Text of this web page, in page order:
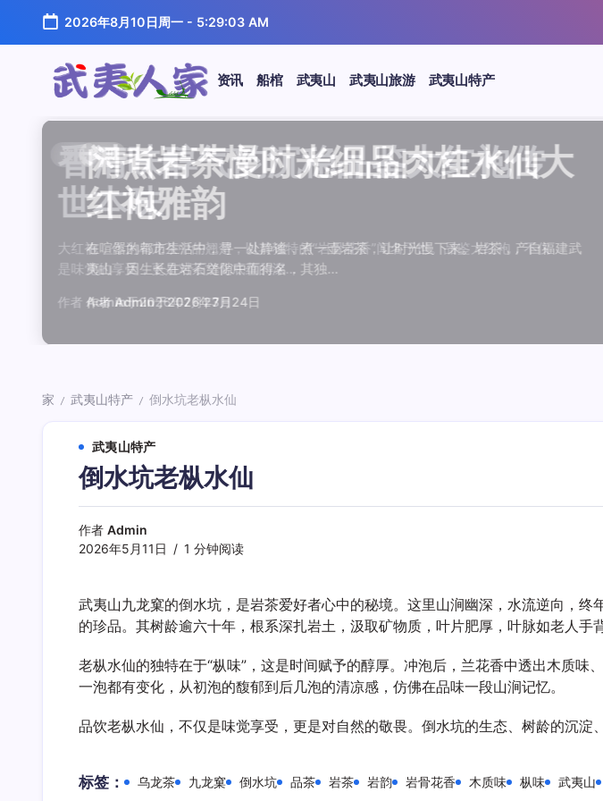
正
2026年8月10日周一- 5:29:03 AM
武
夷
人
家
资讯 船棺 武夷山 武夷山旅游 武夷山特产
资讯
闲煮岩茶慢时光细品肉桂水仙大
红袍雅韵
在喧嚣的都市生活中，寻一处静谧，煮一壶岩茶，让时光慢下来。岩茶，产自福建武
夷山，因生长在岩石缝隙中而得名，其独…
作者 Admin于2026年7月24日
资讯
香清味醇气韵沉稳品鉴大红袍传
世本味
大红袍，作为乌龙茶中的翘楚，以其独特的“岩骨花香”闻名于世。品鉴大红袍，不仅
是味觉的享受，更是对茶文化底蕴的深…
作者 Admin于2026年7月23日
资讯
汤水顺滑底蕴绵长品鉴武夷水仙
温润质感
武夷水仙，作为乌龙茶中的经典品种，以其汤水顺滑、底蕴绵长而备受茶客青睐。品
鉴这款茶，仿佛在品味一段悠长的岁月，…
作者 Admin于2026年7月22日
资讯
唇齿留香久久不散品鉴武夷肉桂
独特魅力
武夷岩茶，素有“岩骨花香”之誉，而肉桂更是其中翘楚。其名源于香叶似肉桂，更因
其茶汤入口后，唇齿留香久久不散，令…
作者 Admin于2026年7月21日
资讯
岩韵浓淡各不同三款经典岩茶对
比品鉴
岩茶，作为乌龙茶中的瑰宝，以其独特的“岩韵”闻名于世。所谓岩韵，是茶叶在武夷
山丹霞地貌中吸收岩石矿物精华后形成…
作者 Admin于2026年7月20日
资讯
观汤色赏叶底全面品鉴肉桂水仙
大红袍
品鉴武夷岩茶，观汤色与赏叶底是关键环节。肉桂、水仙、大红袍作为岩茶代表，其
汤色与叶底各具特色，折射出工艺与山场…
作者 Admin于2026年7月19日
资讯
闲煮岩茶慢时光细品肉桂水仙大
红袍雅韵
在喧嚣的都市生活中，寻一处静谧，煮一壶岩茶，让时光慢下来。岩茶，产自福建武
夷山，因生长在岩石缝隙中而得名，其独…
作者 Admin于2026年7月24日
资讯
香清味醇气韵沉稳品鉴大红袍传
世本味
大红袍，作为乌龙茶中的翘楚，以其独特的“岩骨花香”闻名于世。品鉴大红袍，不仅
是味觉的享受，更是对茶文化底蕴的深…
作者 Admin于2026年7月23日
资讯
汤水顺滑底蕴绵长品鉴武夷水仙
温润质感
武夷水仙，作为乌龙茶中的经典品种，以其汤水顺滑、底蕴绵长而备受茶客青睐。品
鉴这款茶，仿佛在品味一段悠长的岁月，…
作者 Admin于2026年7月22日
资讯
唇齿留香久久不散品鉴武夷肉桂
独特魅力
武夷岩茶，素有“岩骨花香”之誉，而肉桂更是其中翘楚。其名源于香叶似肉桂，更因
其茶汤入口后，唇齿留香久久不散，令…
作者 Admin于2026年7月21日
资讯
岩韵浓淡各不同三款经典岩茶对
比品鉴
岩茶，作为乌龙茶中的瑰宝，以其独特的“岩韵”闻名于世。所谓岩韵，是茶叶在武夷
山丹霞地貌中吸收岩石矿物精华后形成…
作者 Admin于2026年7月20日
资讯
观汤色赏叶底全面品鉴肉桂水仙
大红袍
品鉴武夷岩茶，观汤色与赏叶底是关键环节。肉桂、水仙、大红袍作为岩茶代表，其
汤色与叶底各具特色，折射出工艺与山场…
作者 Admin于2026年7月19日
资讯
闲煮岩茶慢时光细品肉桂水仙大
红袍雅韵
在喧嚣的都市生活中，寻一处静谧，煮一壶岩茶，让时光慢下来。岩茶，产自福建武
夷山，因生长在岩石缝隙中而得名，其独…
作者 Admin于2026年7月24日
资讯
香清味醇气韵沉稳品鉴大红袍传
世本味
大红袍，作为乌龙茶中的翘楚，以其独特的“岩骨花香”闻名于世。品鉴大红袍，不仅
是味觉的享受，更是对茶文化底蕴的深…
作者 Admin于2026年7月23日
资讯
汤水顺滑底蕴绵长品鉴武夷水仙
温润质感
武夷水仙，作为乌龙茶中的经典品种，以其汤水顺滑、底蕴绵长而备受茶客青睐。品
鉴这款茶，仿佛在品味一段悠长的岁月，…
作者 Admin于2026年7月22日
资讯
唇齿留香久久不散品鉴武夷肉桂
独特魅力
武夷岩茶，素有“岩骨花香”之誉，而肉桂更是其中翘楚。其名源于香叶似肉桂，更因
其茶汤入口后，唇齿留香久久不散，令…
作者 Admin于2026年7月21日
资讯
岩韵浓淡各不同三款经典岩茶对
比品鉴
岩茶，作为乌龙茶中的瑰宝，以其独特的“岩韵”闻名于世。所谓岩韵，是茶叶在武夷
山丹霞地貌中吸收岩石矿物精华后形成…
作者 Admin于2026年7月20日
资讯
观汤色赏叶底全面品鉴肉桂水仙
大红袍
品鉴武夷岩茶，观汤色与赏叶底是关键环节。肉桂、水仙、大红袍作为岩茶代表，其
汤色与叶底各具特色，折射出工艺与山场…
作者 Admin于2026年7月19日
家 / 武夷山特产 / 倒水坑老枞水仙
武夷山特产
倒水坑老枞水仙
作者 Admin
2026年5月11日
1 分钟阅读
武夷山九龙窠的倒水坑，是岩茶爱好者心中的秘境。这里山涧幽深，水流逆向，
的珍品。其树龄逾六十年，根系深扎岩土，汲取矿物质，叶片肥厚，叶脉如老人手
老枞水仙的独特在于“枞味”，这是时间赋予的醇厚。冲泡后，兰花香中透出木质
一泡都有变化，从初泡的馥郁到后几泡的清凉感，仿佛在品味一段山涧记忆。
品饮老枞水仙，不仅是味觉享受，更是对自然的敬畏。倒水坑的生态、树龄的沉淀
标签： 乌龙茶 九龙窠 倒水坑 品茶 岩茶 岩韵 岩骨花香 木质味 枞味 武夷山